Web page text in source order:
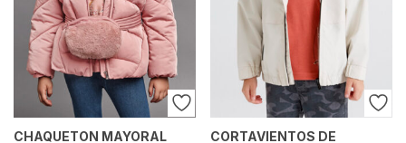
CHAQUETON MAYORAL
CORTAVIENTOS DE